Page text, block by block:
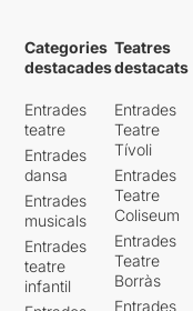
Categories
destacades
Entrades
teatre
Entrades
dansa
Entrades
musicals
Entrades
teatre
infantil
Teatres
destacats
Entrades
Teatre
Tívoli
Entrades
Teatre
Coliseum
Entrades
Teatre
Borràs
Entrades